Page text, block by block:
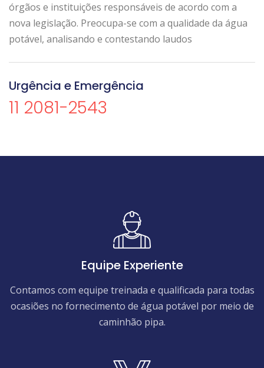
órgãos e instituições responsáveis de acordo com a
nova legislação. Preocupa-se com a qualidade da água
potável, analisando e contestando laudos
Urgência e Emergência
11 2081-2543
Equipe Experiente
Contamos com equipe treinada e qualificada para todas
ocasiões no fornecimento de água potável por meio de
caminhão pipa.